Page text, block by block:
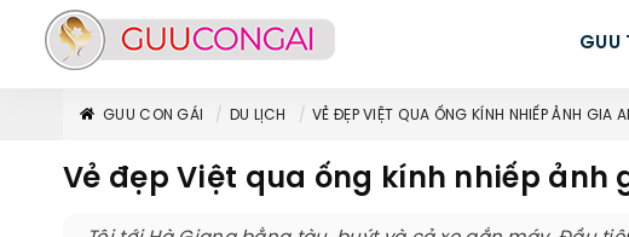
GUU
GUU CON GÁI DU LỊCH VẺ ĐẸP VIỆT QUA ỐNG KÍNH NHIẾP ẢNH GIA
Vẻ đẹp Việt qua ống kính nhiếp ảnh